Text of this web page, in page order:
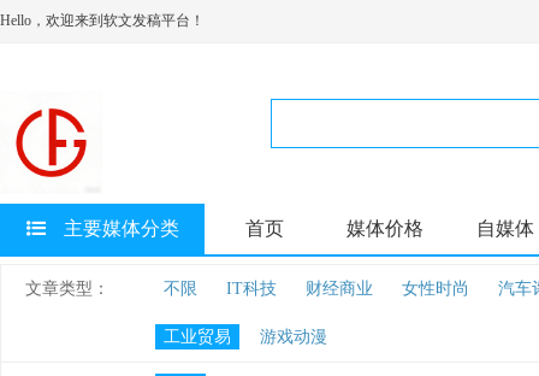
Hello，欢迎来到软文发稿平台！
主要媒体分类 首页 媒体价格 自媒体
文章类型： 不限 IT科技 财经商业 女性时尚 汽车
工业贸易 游戏动漫